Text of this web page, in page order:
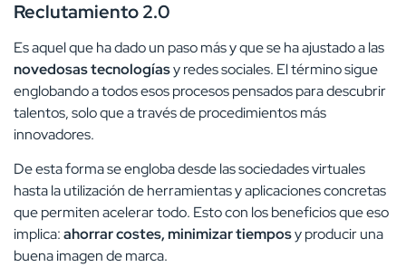
Reclutamiento 2.0
Es aquel que ha dado un paso más y que se ha ajustado a las
novedosas tecnologíasy redes sociales. El término sigue
englobando a todos esos procesos pensados para descubrir
talentos, solo que a través de procedimientos más
innovadores.
De esta forma se engloba desde las sociedades virtuales
hasta la utilización de herramientas y aplicaciones concretas
que permiten acelerar todo. Esto con los beneficios que eso
implica:ahorrar costes, minimizar tiemposy producir una
buena imagen de marca.